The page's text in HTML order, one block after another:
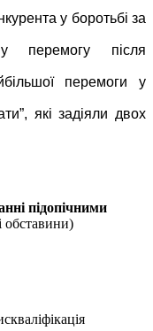
у боротьбі за
перемогу після
перемоги у
які задіяли двох
підопічними
обставини)